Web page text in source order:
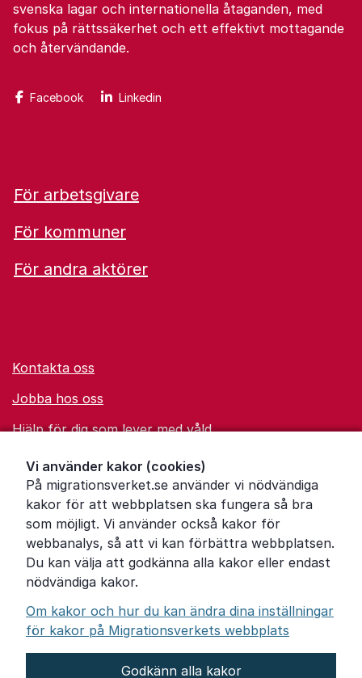
Vi använder kakor (cookies)
På migrationsverket.se använder vi nödvändiga
kakor för att webbplatsen ska fungera så bra
som möjligt. Vi använder också kakor för
webbanalys, så att vi kan förbättra webbplatsen.
Du kan välja att godkänna alla kakor eller endast
nödvändiga kakor.
Om kakor och hur du kan ändra dina inställningar
för kakor på Migrationsverkets webbplats
Godkänn alla kakor
svenska lagar och internationella åtaganden, med
fokus på rättssäkerhet och ett effektivt mottagande
och återvändande.
Facebook Linkedin
För arbetsgivare
För kommuner
För andra aktörer
Kontakta oss
Jobba hos oss
Hjälp för dig som lever med våld
Ordförklaringar
Om Migrationsverket
Pressrum
Tillgänglighetsredogörelse
Other languages